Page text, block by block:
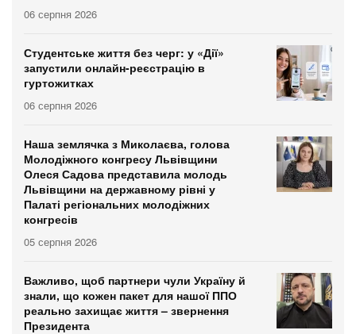
06 серпня 2026
Студентське життя без черг: у «Дії»
запустили онлайн-реєстрацію в
гуртожитках
06 серпня 2026
Наша землячка з Миколаєва, голова
Молодіжного конгресу Львівщини
Олеся Садова представила молодь
Львівщини на державному рівні у
Палаті регіональних молодіжних
конгресів
05 серпня 2026
Важливо, щоб партнери чули Україну й
знали, що кожен пакет для нашої ППО
реально захищає життя – звернення
Президента